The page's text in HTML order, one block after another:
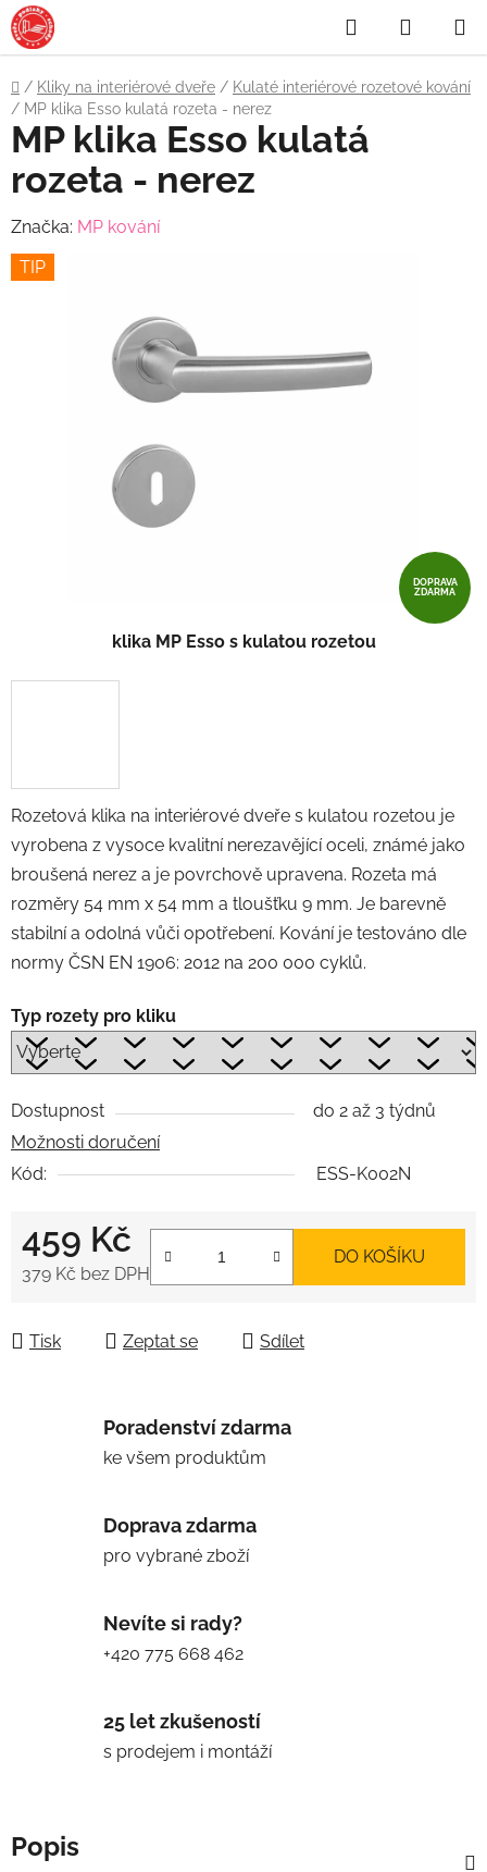
Přejít
na
obsah
Hledat
KOŠÍK
Domů
/ Kliky na interiérové dveře / Kulaté interiérové rozetové kování
/ MP klika Esso kulatá rozeta - nerez
Rozetová klika na interiérové ​​dveře s kulatou rozetou je
vyrobena z vysoce kvalitní nerezavějící oceli, známé jako
broušená nerez a je povrchově upravena. Rozeta má
rozměry 54 mm x 54 mm a tloušťku 9 mm. Je barevně
stabilní a odolná vůči opotřebení. Kování je testováno dle
normy ČSN EN 1906: 2012 na 200 000 cyklů.
Typ rozety pro kliku
Dostupnost
do 2 až 3 týdnů
Možnosti doručení
Kód:
ESS-K002N
459 Kč
379 Kč bez DPH
DO KOŠÍKU
Tisk Zeptat se Sdílet
MP klika Esso kulatá
rozeta - nerez
Značka: MP kování
TIP
DOPRAVA
ZDARMA
klika MP Esso s kulatou rozetou
Poradenství zdarma
ke všem produktům
Doprava zdarma
pro vybrané zboží
Nevíte si rady?
+420 775 668 462
25 let zkušeností
s prodejem i montáží
Popis